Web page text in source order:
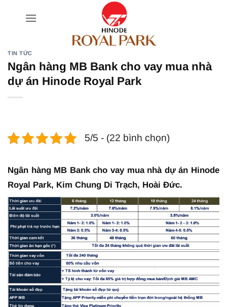
TIN TỨC
Ngân hàng MB Bank cho vay mua nhà
dự án Hinode Royal Park
5/5 - (22 bình chọn)
Ngân hàng MB Bank cho vay mua nhà dự án Hinode
Royal Park, Kim Chung Di Trạch, Hoài Đức.